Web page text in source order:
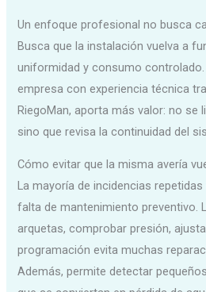
Un enfoque profesional no busca
Busca que la instalación vuelva a
uniformidad y consumo
empresa con experiencia técnica
RiegoMan, aporta más valor: no se
sino que revisa la continuidad del
Cómo evitar que la misma avería
La mayoría de incidencias
falta de mantenimiento preventivo.
arquetas, comprobar presión,
programación evita muchas
Además, permite detectar